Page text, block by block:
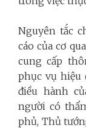
Nguyên tắc
cáo của cơ
cung cấp
phục vụ hiệu
điều hành
người có
phủ, Thủ